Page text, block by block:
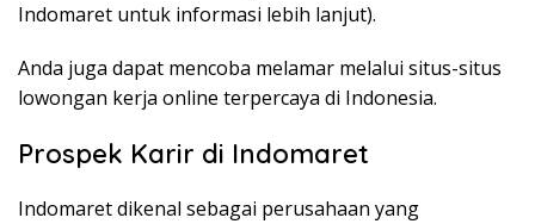
Indomaret untuk informasi lebih lanjut).
Anda juga dapat mencoba melamar melalui situs-situs
lowongan kerja online terpercaya di Indonesia.
Prospek Karir di Indomaret
Indomaret dikenal sebagai perusahaan yang